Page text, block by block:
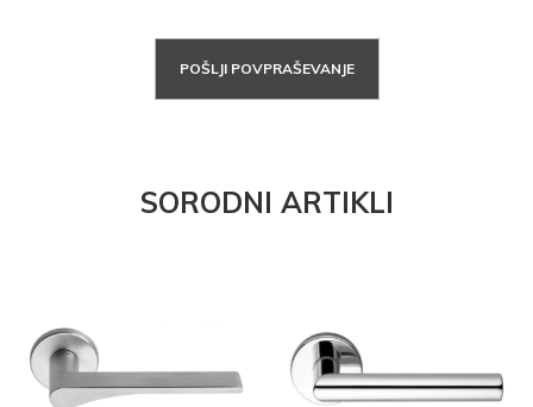
POŠLJI POVPRAŠEVANJE
SORODNI ARTIKLI